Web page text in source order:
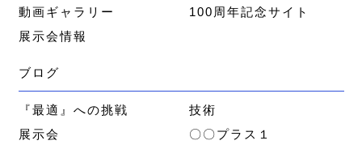
動画ギャラリー
100周年記念サイト
展示会情報
ブログ
『最適』への挑戦
技術
展示会
〇〇プラス１